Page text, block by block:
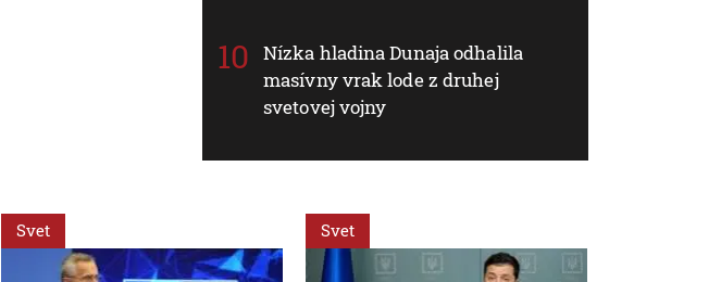
Nízka hladina Dunaja odhalila
masívny vrak lode z druhej
svetovej vojny
Svet Svet